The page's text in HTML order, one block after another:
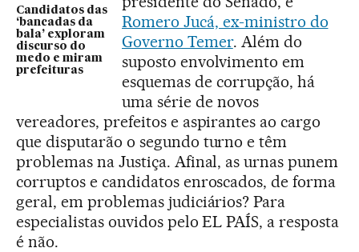
Candidatos das
‘bancadas da
bala’ exploram
discurso do
medo e miram
prefeituras
Romero Jucá, ex-ministro do
Governo Temer. Além do
suposto envolvimento em
esquemas de corrupção, há
uma série de novos
vereadores, prefeitos e aspirantes ao cargo
que disputarão o segundo turno e têm
problemas na Justiça. Afinal, as urnas punem
corruptos e candidatos enroscados, de forma
geral, em problemas judiciários? Para
especialistas ouvidos pelo EL PAÍS, a resposta
é não.